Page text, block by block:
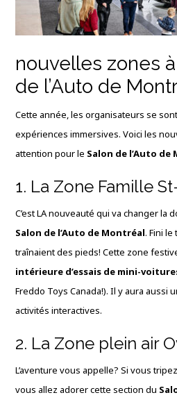
nouvelles zones
de l’Auto de
Cette année, les organisateurs se
expériences immersives. Voici les
attention pour le Salon de l’Auto
1. La Zone Famille
C’est LA nouveauté qui va changer la
Salon de l’Auto de Montréal. Fini
traînaient des pieds! Cette zone
intérieure d’essais de mini-
Freddo Toys Canada!). Il y aura aussi
activités interactives.
2. La Zone plein air
L’aventure vous appelle? Si vous
vous allez adorer cette section du